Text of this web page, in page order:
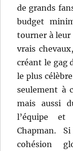
de grands
budget
tourner à leur
vrais
créant le gag
le plus
seulement à
mais aussi
l’équipe et
Chapman.
cohésion